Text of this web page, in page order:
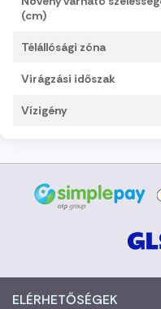
(cm)
Télállósági zóna
Virágzási időszak
Vízigény
ELÉRHETŐSÉGEK